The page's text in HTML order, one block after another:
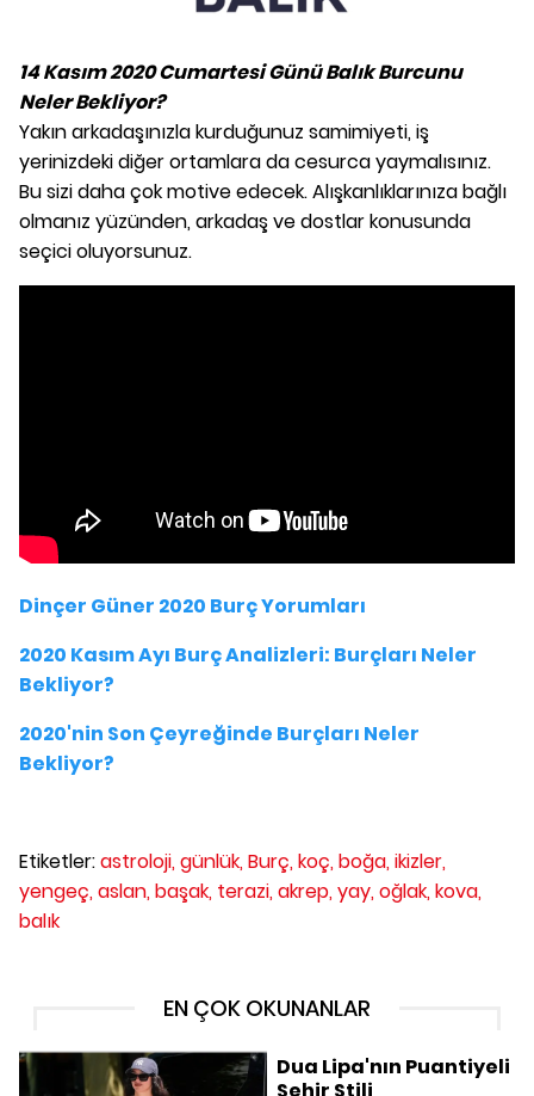
14 Kasım 2020 Cumartesi Günü Balık Burcunu
Neler Bekliyor?
Yakın arkadaşınızla kurduğunuz samimiyeti, iş
yerinizdeki diğer ortamlara da cesurca yaymalısınız.
Bu sizi daha çok motive edecek. Alışkanlıklarınıza bağlı
olmanız yüzünden, arkadaş ve dostlar konusunda
seçici oluyorsunuz.
Dinçer Güner 2020 Burç Yorumları
2020 Kasım Ayı Burç Analizleri: Burçları Neler
Bekliyor?
2020'nin Son Çeyreğinde Burçları Neler
Bekliyor?
Etiketler:astroloji,günlük,Burç,koç,boğa,ikizler,
yengeç,aslan,başak, terazi,akrep,yay,oğlak,kova,
balık
EN ÇOK OKUNANLAR
Dua Lipa'nın Puantiyeli